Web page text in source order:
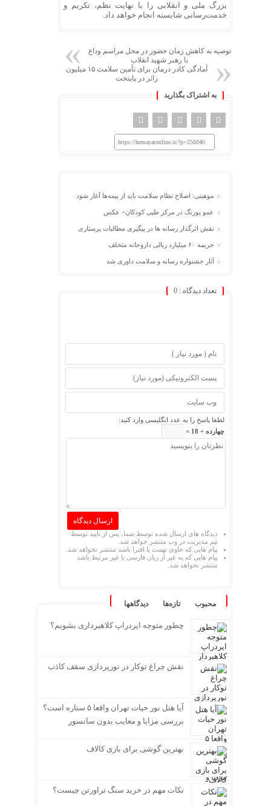
بزرگ ملی و انقلابی را با نهایت نظم، تکریم و
خدمت‌رسانی شایسته انجام خواهد داد.
توصیه به کاهش زمان حضور در محل مراسم وداع
با رهبر شهید انقلاب
آمادگی کادر درمان برای تأمین سلامت ۱۵ میلیون
زائر در پایتخت
به اشتراک بگذارید
https://hemayatonline.ir/?p=256040
موهبتی: اصلاح نظام سلامت باید از بیمه‌ها آغاز شود
عمو پورنگ در مرکز طبی کودکان+ عکس
نقش اثرگذار رسانه ها در پیگیری مطالبات پرستاری
جریمه ۶۰ میلیارد ریالی داروخانه متخلف
آثار جشنواره رسانه و سلامت داوری شد
تعداد دیدگاه : 0
لطفا پاسخ را به عدد انگلیسی وارد کنید:
چهارده + 18 =
دیدگاه های ارسال شده توسط شما، پس از تایید توسط
تیم مدیریت در وب منتشر خواهد شد.
پیام هایی که حاوی تهمت یا افترا باشد منتشر نخواهد شد.
پیام هایی که به غیر از زبان فارسی یا غیر مرتبط باشد
منتشر نخواهد شد.
محبوب تازه‌ها دیدگاهها
چطور متوجه ایردراپ کلاهبرداری بشویم؟
نقش چراغ توکار در نورپردازی سقف کاذب
آیا هتل نور حیات تهران واقعا ۵ ستاره است؟
بررسی مزایا و معایب بدون سانسور
بهترین گوشی برای بازی کالاف
نکات مهم در خرید سنگ تراورتن چیست؟